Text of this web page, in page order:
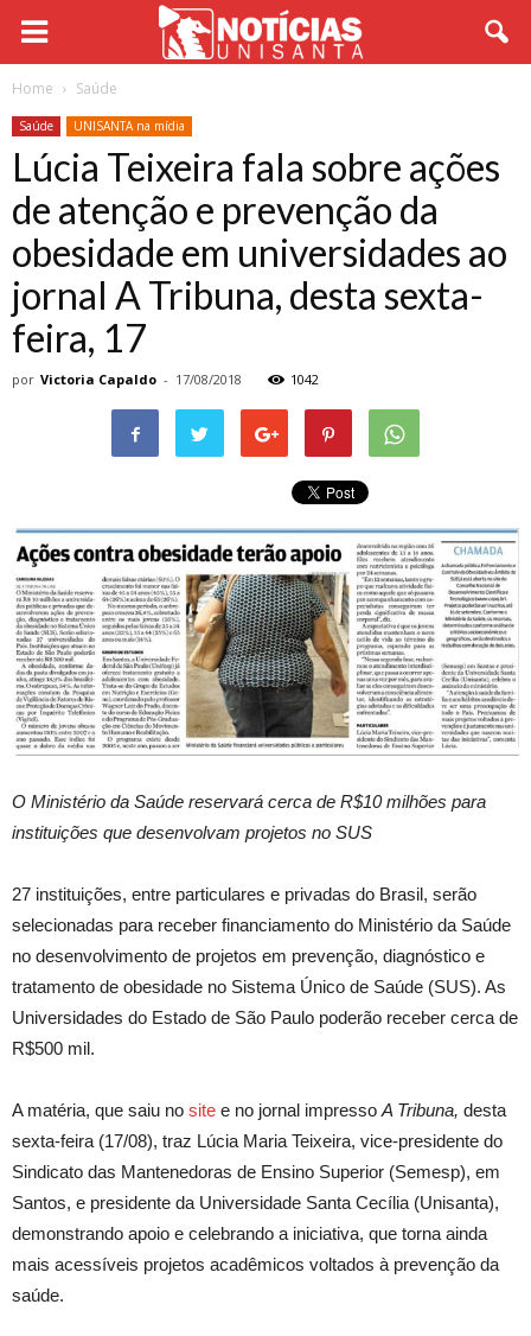
Home Saúde
Saúde UNISANTA na mídia
Lúcia Teixeira fala sobre ações
de atenção e prevenção da
obesidade em universidades ao
jornal A Tribuna, desta sexta-
feira, 17
por Victoria Capaldo - 17/08/2018 1042
O Ministério da Saúde reservará cerca de R$10 milhões para
instituições que desenvolvam projetos no SUS
27 instituições, entre particulares e privadas do Brasil, serão
selecionadas para receber financiamento do Ministério da Saúde
no desenvolvimento de projetos em prevenção, diagnóstico e
tratamento de obesidade no Sistema Único de Saúde (SUS). As
Universidades do Estado de São Paulo poderão receber cerca de
R$500 mil.
A matéria, que saiu no site e no jornal impressoA Tribuna, desta
sexta-feira (17/08), traz Lúcia Maria Teixeira, vice-presidente do
Sindicato das Mantenedoras de Ensino Superior (Semesp), em
Santos, e presidente da Universidade Santa Cecília (Unisanta),
demonstrando apoio e celebrando a iniciativa, que torna ainda
mais acessíveis projetos acadêmicos voltados à prevenção da
saúde.